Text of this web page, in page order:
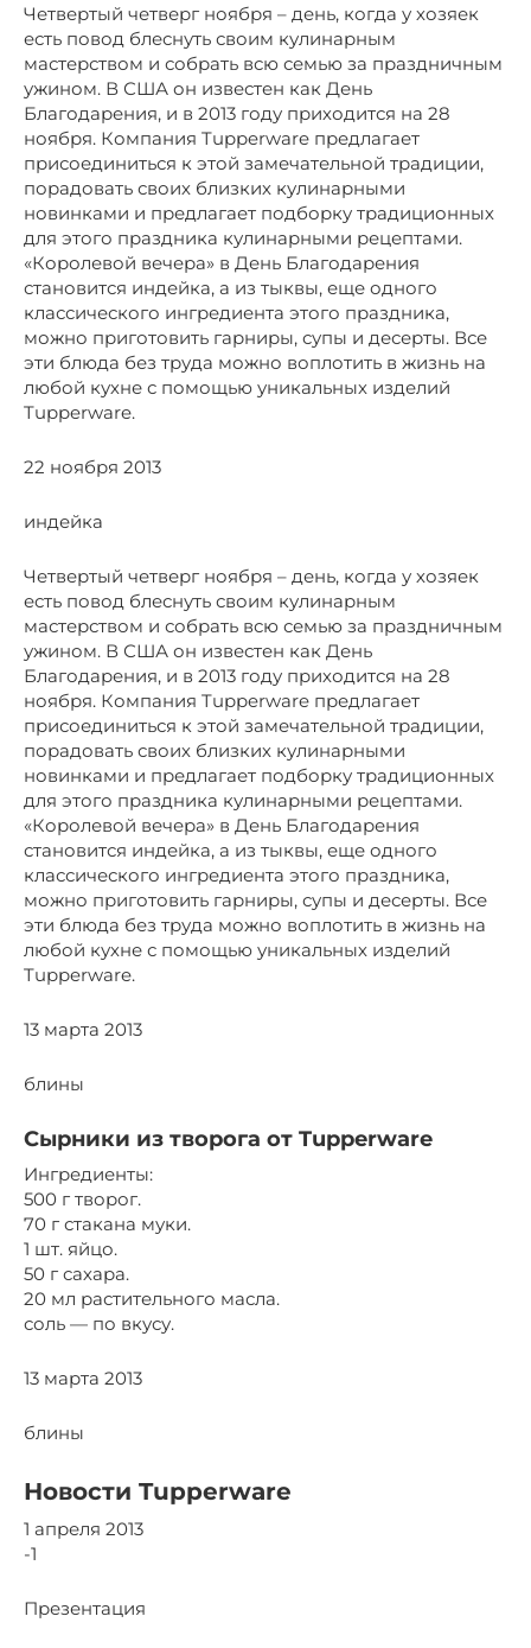
Четвертый четверг ноября – день, когда у хозяек
есть повод блеснуть своим кулинарным
мастерством и собрать всю семью за праздничным
ужином. В США он известен как День
Благодарения, и в 2013 году приходится на 28
ноября. Компания Tupperware предлагает
присоединиться к этой замечательной традиции,
порадовать своих близких кулинарными
новинками и предлагает подборку традиционных
для этого праздника кулинарными рецептами.
«Королевой вечера» в День Благодарения
становится индейка, а из тыквы, еще одного
классического ингредиента этого праздника,
можно приготовить гарниры, супы и десерты. Все
эти блюда без труда можно воплотить в жизнь на
любой кухне с помощью уникальных изделий
Tupperware.
22 ноября 2013
индейка
Четвертый четверг ноября – день, когда у хозяек
есть повод блеснуть своим кулинарным
мастерством и собрать всю семью за праздничным
ужином. В США он известен как День
Благодарения, и в 2013 году приходится на 28
ноября. Компания Tupperware предлагает
присоединиться к этой замечательной традиции,
порадовать своих близких кулинарными
новинками и предлагает подборку традиционных
для этого праздника кулинарными рецептами.
«Королевой вечера» в День Благодарения
становится индейка, а из тыквы, еще одного
классического ингредиента этого праздника,
можно приготовить гарниры, супы и десерты. Все
эти блюда без труда можно воплотить в жизнь на
любой кухне с помощью уникальных изделий
Tupperware.
13 марта 2013
блины
Сырники из творога от Tupperware
Ингредиенты:
500 г творог.
70 г стакана муки.
1 шт. яйцо.
50 г сахара.
20 мл растительного масла.
соль — по вкусу.
13 марта 2013
блины
Новости Tupperware
1 апреля 2013
-1
Презентация